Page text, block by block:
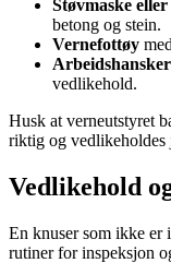
Støvmaske
betong og stein.
Vernefottøy
Arbeidshansker
vedlikehold.
Husk at verneutstyret
riktig og vedlikeholdes
Vedlikehold
En knuser som ikke er
rutiner for inspeksjon